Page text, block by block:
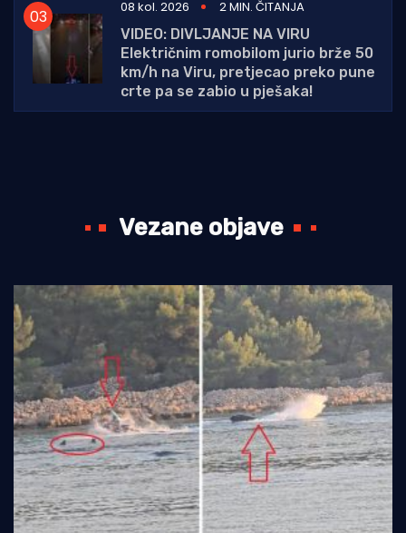
08 kol. 2026
2 MIN. ČITANJA
VIDEO: DIVLJANJE NA VIRU
Električnim romobilom jurio brže 50
km/h na Viru, pretjecao preko pune
crte pa se zabio u pješaka!
Vezane objave